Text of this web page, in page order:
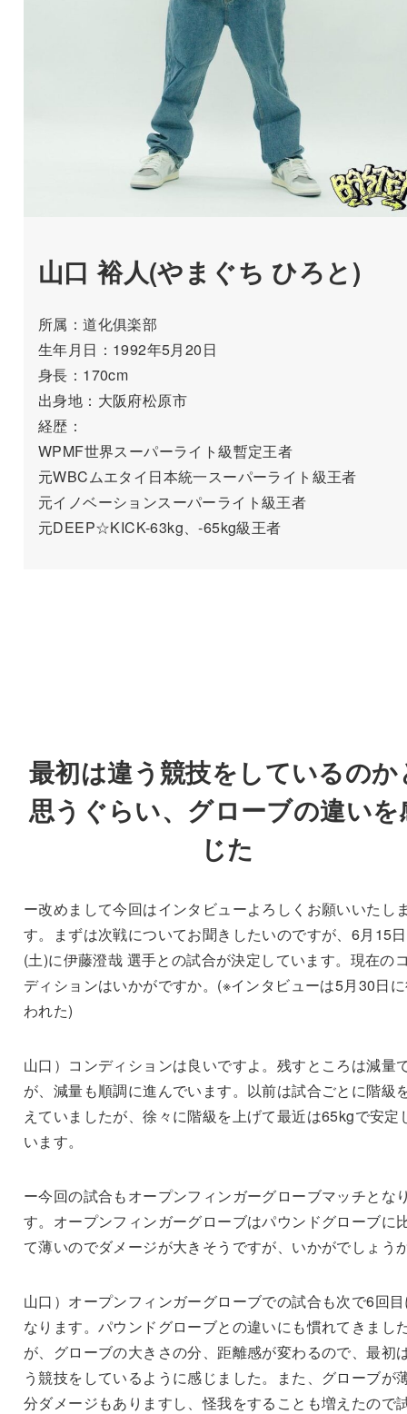
山口 裕人(やまぐち ひろと)
所属：道化俱楽部
生年月日：1992年5月20日
身長：170cm
出身地：大阪府松原市
経歴：
WPMF世界スーパーライト級暫定王者
元WBCムエタイ日本統一スーパーライト級王者
元イノベーションスーパーライト級王者
元DEEP☆KICK-63kg、-65kg級王者
最初は違う競技をしているのか
思うぐらい、 グローブの違いを
じた
ー改めまして今回はインタビューよろしくお願いいたし
す。まずは次戦についてお聞きしたいのですが、6月15日
(土)に伊藤澄哉 選手との試合が決定しています。現在の
ディションはいかがですか。(※インタビューは5月30日
われた)
山口）コンディションは良いですよ。残すところは減量
が、減量も順調に進んでいます。以前は試合ごとに階級
えていましたが、徐々に階級を上げて最近は65kgで安定
います。
ー今回の試合もオープンフィンガーグローブマッチとな
す。オープンフィンガーグローブはパウンドグローブに
て薄いのでダメージが大きそうですが、いかがでしょう
山口）オープンフィンガーグローブでの試合も次で6回
なります。パウンドグローブとの違いにも慣れてきまし
が、グローブの大きさの分、距離感が変わるので、最初
う競技をしているように感じました。また、グローブが
分ダメージもありますし、怪我をすることも増えたので